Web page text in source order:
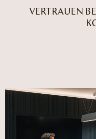
VERTRAUEN